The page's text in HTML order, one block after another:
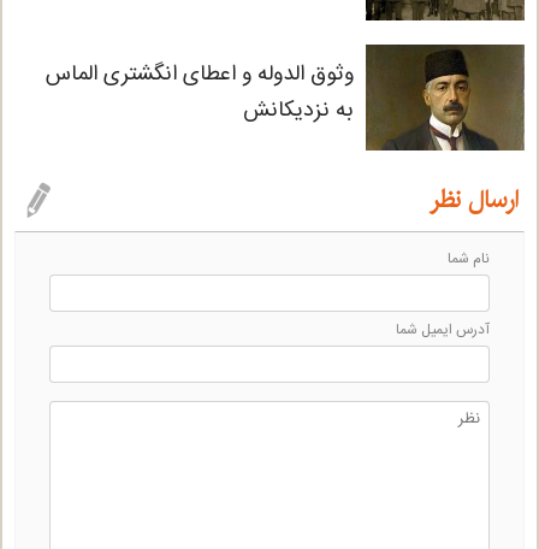
وثوق الدوله و اعطای انگشتری الماس
به نزدیکانش
ارسال نظر
نام شما
آدرس ايميل شما